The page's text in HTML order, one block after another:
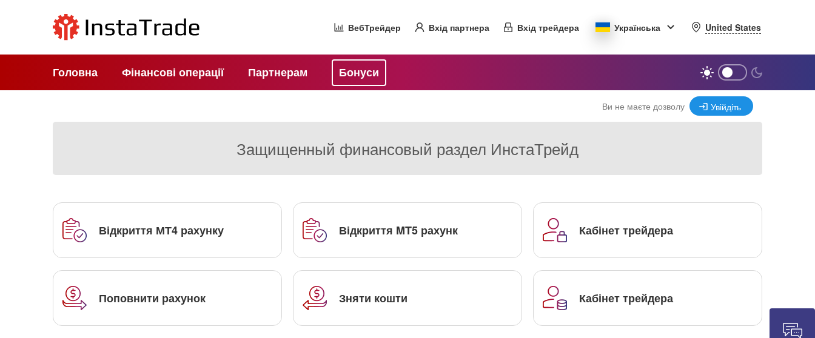
ВебТрейдер Вхід партнера Вхід трейдера Українська United States
Головна Фінансові операції Партнерам Бонуси
Ви не маєте дозволу Увійдіть
Защищенный финансовый раздел ИнстаТрейд
Відкриття МТ4 рахунку Відкриття MT5 рахунк Кабінет трейдера
Поповнити рахунок Зняти кошти Кабінет трейдера